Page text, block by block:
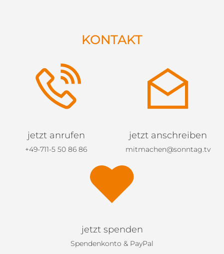
KONTAKT
jetzt anrufen
+49-711-5 50 86 86
jetzt anschreiben
mitmachen@sonntag.tv
jetzt spenden
Spendenkonto & PayPal